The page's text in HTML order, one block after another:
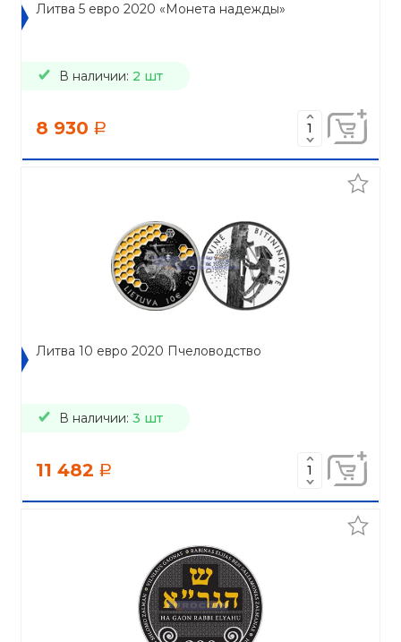
Литва 5 евро 2020 «Монета надежды»
В наличии: 2 шт
8 930 a
Литва 10 евро 2020 Пчеловодство
В наличии: 3 шт
11 482 a